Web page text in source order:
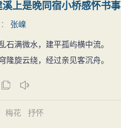
溪上是晚同宿小桥感怀书事
： 张嵲
石满微水，建平孤屿横中流。
隆旋云绕，经过亲见客沉舟。
梅花 抒怀